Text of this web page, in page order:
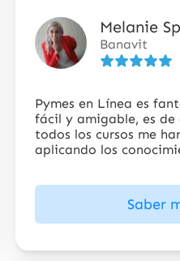
Melanie
Banavit
5
de
5
Pymes en Línea es
fácil y amigable, es de
todos los cursos me
aplicando los
Saber